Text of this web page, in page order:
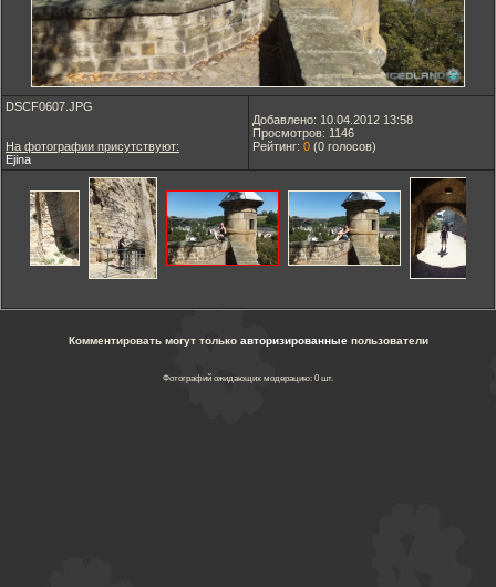
DSCF0607.JPG
На фотографии присутствуют:
Ejina
Добавлено: 10.04.2012 13:58
Просмотров: 1146
Рейтинг: 0 (0 голосов)
Комментировать могут только авторизированныепользователи
Фотографий ожидающих модерацию: 0 шт.